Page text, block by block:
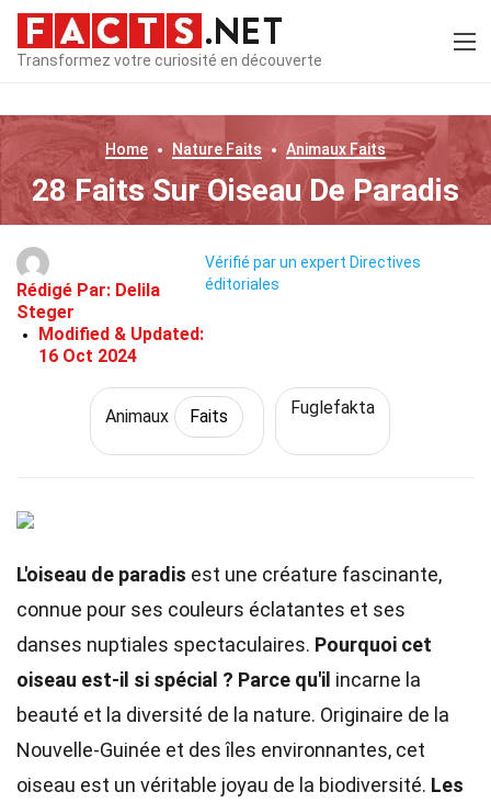
Transformez votre curiosité en découverte
Home Nature Faits Animaux Faits
28 Faits Sur Oiseau De Paradis
Rédigé Par: Delila
Steger
Modified & Updated:
16 Oct 2024
Vérifié par un expert Directives
éditoriales
Animaux Faits Fuglefakta
L'oiseau de paradis est une créature fascinante,
connue pour ses couleurs éclatantes et ses
danses nuptiales spectaculaires. Pourquoi cet
oiseau est-il si spécial ? Parce qu'il incarne la
beauté et la diversité de la nature. Originaire de la
Nouvelle-Guinée et des îles environnantes, cet
oiseau est un véritable joyau de la biodiversité. Les